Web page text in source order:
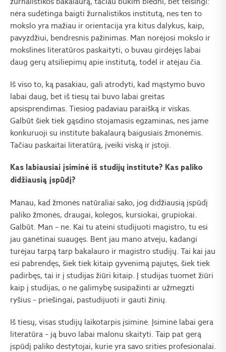
nėra sudėtinga baigti žurnalistikos institutą, nes ten to
mokslo yra mažiau ir orientacija yra kitus dalykus, kaip,
pavyzdžiui, bendresnis pažinimas. Man norėjosi mokslo ir
mokslinės literatūros paskaityti, o buvau girdėjęs labai
daug gerų atsiliepimų apie institutą, todėl ir atėjau čia.
Iš viso to, ką pasakiau, gali atrodyti, kad mąstymo buvo
labai daug, bet iš tiesų tai buvo labai greitas
apsisprendimas. Tiesiog padaviau paraišką ir viskas.
Galbūt šiek tiek gąsdino stojamasis egzaminas, nes jame
konkuruoji su institute bakalaurą baigusiais žmonėmis.
Tačiau paskaitai literatūrą, įveiki viską ir įstoji.
Kas labiausiai įsiminė iš studijų institute? Kas paliko
didžiausią įspūdį?
Manau, kad žmonės natūraliai sako, jog didžiausią įspūdį
paliko žmonės, draugai, kolegos, kursiokai, grupiokai.
Galbūt. Man – ne. Kai tu ateini studijuoti magistro, tu esi
jau ganėtinai suaugęs. Bent jau mano atveju, kadangi
turėjau tarpą tarp bakalauro ir magistro studijų. Tai kai jau
esi pabrendęs, šiek tiek kitaip gyvenimą pajutęs, šiek tiek
padirbęs, tai ir į studijas žiūri kitaip. Į studijas tuomet žiūri
kaip į studijas, o ne galimybę susipažinti ar užmegzti
ryšius – priešingai, pastudijuoti ir gauti žinių.
Iš tiesų, visas studijų laikotarpis įsiminė. Įsiminė labai gera
literatūra – ją buvo labai malonu skaityti. Taip pat gerą
įspūdį paliko dėstytojai, kurie yra savo srities profesionalai.